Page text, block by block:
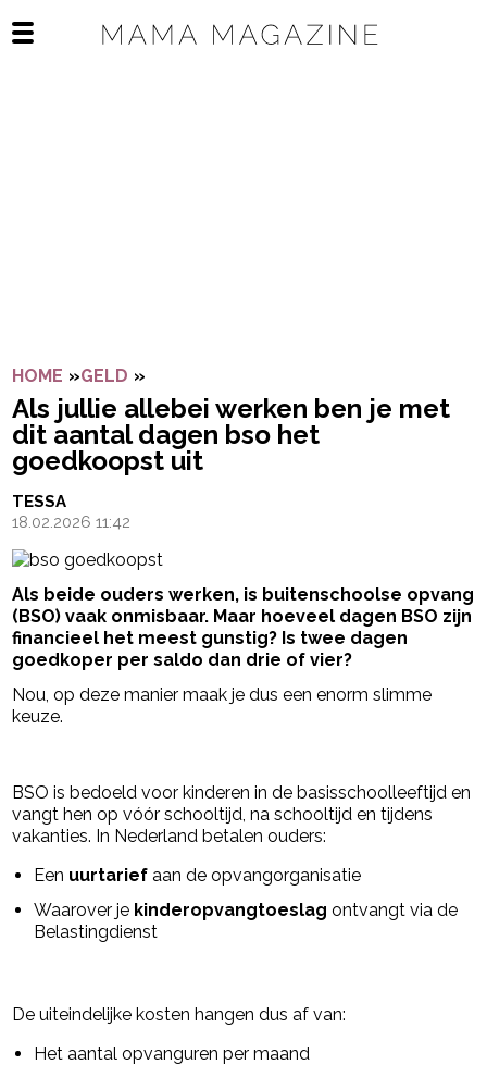
Open het mobiele menu
HOME »GELD »
Als jullie allebei werken ben je met
dit aantal dagen bso het
goedkoopst uit
TESSA
18.02.2026 11:42
Als beide ouders werken, is buitenschoolse opvang
(BSO) vaak onmisbaar. Maar hoeveel dagen BSO zijn
financieel het meest gunstig? Is twee dagen
goedkoper per saldo dan drie of vier?
Nou, op deze manier maak je dus een enorm slimme
keuze.
BSO is bedoeld voor kinderen in de basisschoolleeftijd en
vangt hen op vóór schooltijd, na schooltijd en tijdens
vakanties. In Nederland betalen ouders:
Een uurtarief aan de opvangorganisatie
Waarover je kinderopvangtoeslag ontvangt via de
Belastingdienst
De uiteindelijke kosten hangen dus af van:
Het aantal opvanguren per maand